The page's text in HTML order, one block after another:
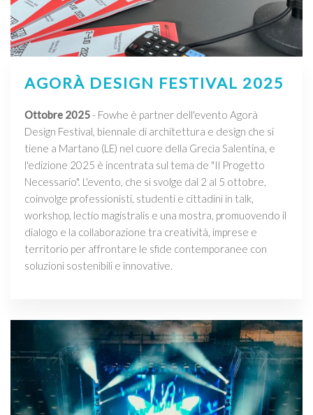
AGORÀ DESIGN FESTIVAL 2025
Ottobre 2025- Fowhe è partner dell'evento Agorà
Design Festival, biennale di architettura e design che si
tiene a Martano (LE) nel cuore della Grecìa Salentina, e
l'edizione 2025 è incentrata sul tema de "Il Progetto
Necessario". L'evento, che si svolge dal 2 al 5 ottobre,
coinvolge professionisti, studenti e cittadini in talk,
workshop, lectio magistralis e una mostra, promuovendo il
dialogo e la collaborazione tra creatività, imprese e
territorio per affrontare le sfide contemporanee con
soluzioni sostenibili e innovative.